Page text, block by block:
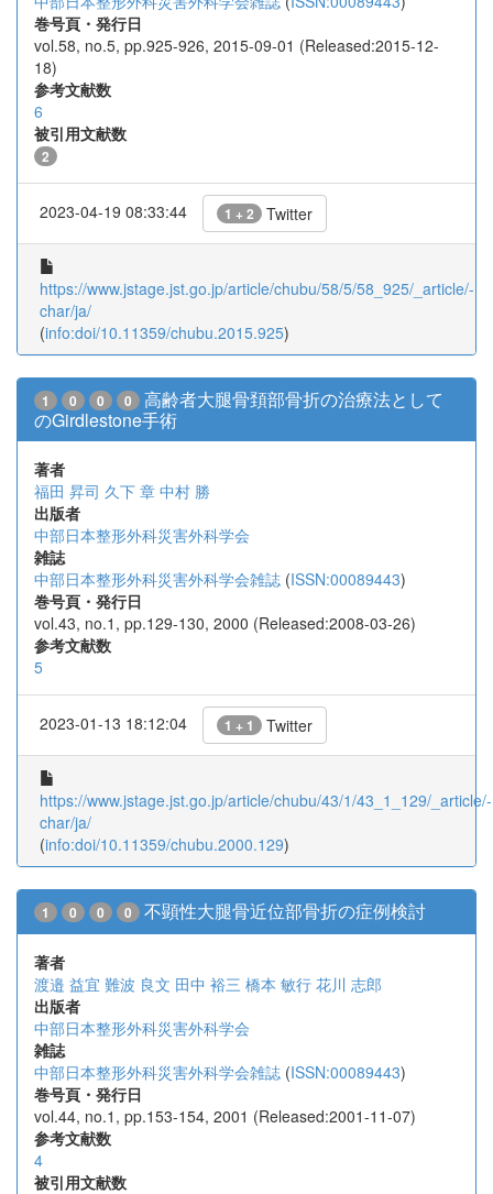
巻号頁・発行日
vol.58, no.5, pp.925-926, 2015-09-01 (Released:2015-12-
18)
参考文献数
6
被引用文献数
2
2023-04-19 08:33:44 1 + 2 Twitter
https://www.jstage.jst.go.jp/article/chubu/58/5/58_925/_article/-
char/ja/
(info:doi/10.11359/chubu.2015.925)
1 0 0 0
高齢者大腿骨頚部骨折の治療法として
のGirdlestone手術
著者
福田 昇司 久下 章 中村 勝
出版者
中部日本整形外科災害外科学会
雑誌
中部日本整形外科災害外科学会雑誌 (ISSN:00089443)
巻号頁・発行日
vol.43, no.1, pp.129-130, 2000 (Released:2008-03-26)
参考文献数
5
2023-01-13 18:12:04 1 + 1 Twitter
https://www.jstage.jst.go.jp/article/chubu/43/1/43_1_129/_article/-
char/ja/
(info:doi/10.11359/chubu.2000.129)
1 0 0 0 不顕性大腿骨近位部骨折の症例検討
著者
渡邉 益宜 難波 良文 田中 裕三 橋本 敏行 花川 志郎
出版者
中部日本整形外科災害外科学会
雑誌
中部日本整形外科災害外科学会雑誌 (ISSN:00089443)
巻号頁・発行日
vol.44, no.1, pp.153-154, 2001 (Released:2001-11-07)
参考文献数
4
被引用文献数